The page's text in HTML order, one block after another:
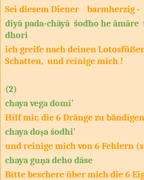
Sei diesem Diener barmherzig -
diyā pada-chāyā śodho he āmāre
dhori
ich greife nach deinen
Schatten, und reinige mich !
(2)
chaya vega domi’
Hilf mir, die 6 Dränge zu
chaya doṣa śodhi’
und reinige mich von 6 Fehlern
chaya guṇa deho dāse
Bitte beschere über mich die 6